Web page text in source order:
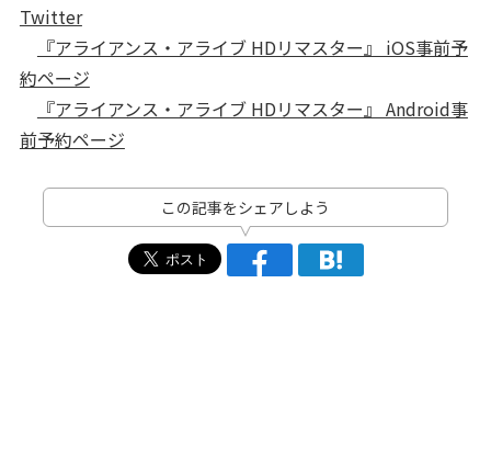
Twitter
『アライアンス・アライブ HDリマスター』 iOS事前予
約ページ
『アライアンス・アライブ HDリマスター』 Android事
前予約ページ
この記事をシェアしよう